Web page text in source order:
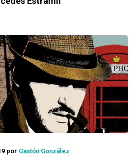
por Gastón González